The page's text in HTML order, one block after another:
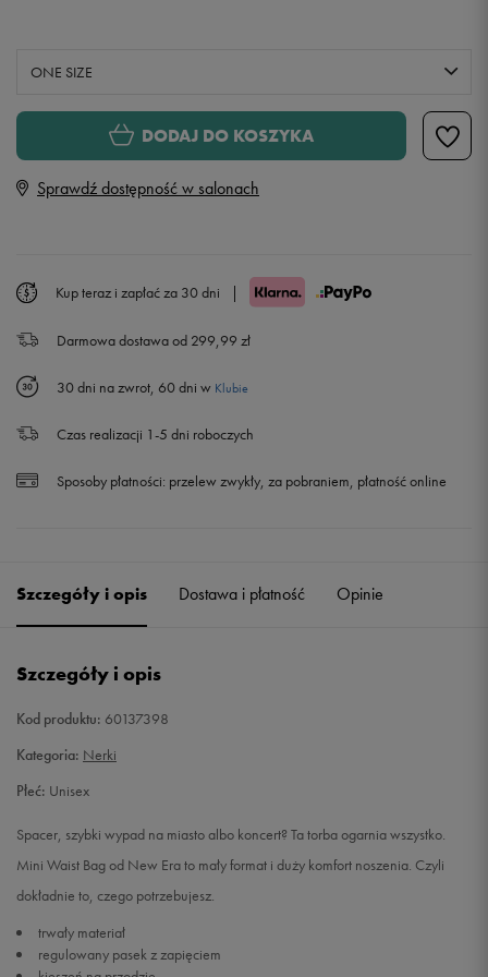
ONE SIZE
ONE SIZE DODAJ DO KOSZYKA
Sprawdź dostępność w salonach
Kup teraz i zapłać za 30 dni |
Darmowa dostawa od 299,99 zł
30 dni na zwrot, 60 dni w Klubie
Czas realizacji 1-5 dni roboczych
Sposoby płatności: przelew zwykły, za pobraniem, płatność online
Szczegóły i opis Dostawa i płatność Opinie
Szczegóły i opis
Kod produktu: 60137398
Kategoria: Nerki
Płeć: Unisex
Spacer, szybki wypad na miasto albo koncert? Ta torba ogarnia wszystko.
Mini Waist Bag od New Era to mały format i duży komfort noszenia. Czyli
dokładnie to, czego potrzebujesz.
trwały materiał
regulowany pasek z zapięciem